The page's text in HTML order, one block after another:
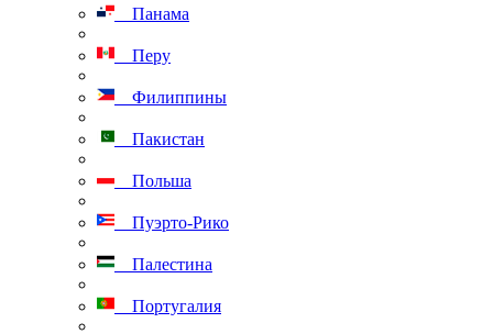
Панама
Перу
Филиппины
Пакистан
Польша
Пуэрто-Рико
Палестина
Португалия